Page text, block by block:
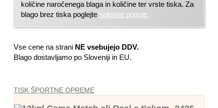
količine naročenega blaga in količine ter vrste tiska. Za
blago brez tiska poglejte splošne pogoje.
Vse cene na strani NE vsebujejo DDV.
Blago dostavljamo po Sloveniji in EU.
TISK ŠPORTNE OPREME